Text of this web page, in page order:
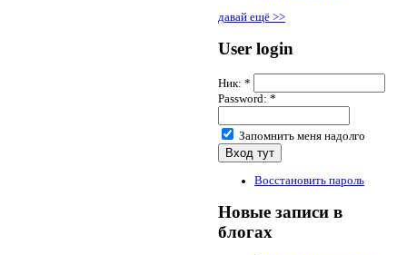
давай ещё >>
User login
Ник: *
Password: *
Запомнить меня надолго
Восстановить пароль
Новые записи в
блогах